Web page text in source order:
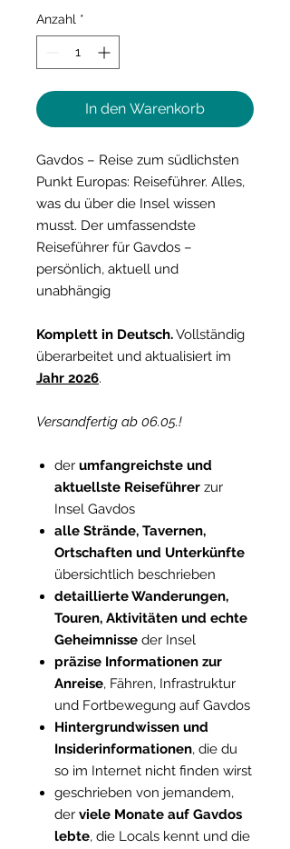
Anzahl *
In den Warenkorb
Gavdos – Reise zum südlichsten
Punkt Europas: Reiseführer. Alles,
was du über die Insel wissen
musst. Der umfassendste
Reiseführer für Gavdos –
persönlich, aktuell und
unabhängig
Komplett in Deutsch.Vollständig
überarbeitet und aktualisiert im
Jahr 2026.
Versandfertig ab 06.05.!
der umfangreichste und
aktuellste Reiseführer zur
Insel Gavdos
alle Strände, Tavernen,
Ortschaften und Unterkünfte
übersichtlich beschrieben
detaillierte Wanderungen,
Touren, Aktivitäten und echte
Geheimnisse der Insel
präzise Informationen zur
Anreise, Fähren, Infrastruktur
und Fortbewegung auf Gavdos
Hintergrundwissen und
Insiderinformationen, die du
so im Internet nicht finden wirst
geschrieben von jemandem,
der viele Monate auf Gavdos
lebte, die Locals kennt und die